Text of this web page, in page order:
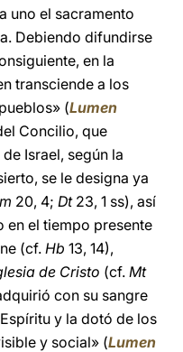
uno el sacramento
Debiendo difundirse
en la
transciende a los
(Lumen
Concilio, que
Israel, según la
se le designa ya
20, 4; Dt23, 1 ss), así
en el tiempo presente
(cf. Hb 13, 14),
de Cristo (cf. Mt
con su sangre
y la dotó de los
y social» (Lumen